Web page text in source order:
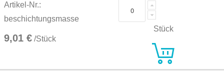
Artikel-Nr.:
beschichtungsmasse
9,01 € /Stück
Stück